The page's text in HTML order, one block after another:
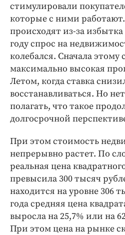
стимулировали
которые с ними
происходят из-за
году спрос на
колебался. Сначала этому
максимально высокая
Летом, когда ставка
восстанавливаться. Но
полагать, что такое
долгосрочной
При этом стоимость
непрерывно растет. По
реальная цена
превысила 300 тысяч
находится на уровне 306
года средняя цена
выросла на 25,7% или на
При этом цена на рынке